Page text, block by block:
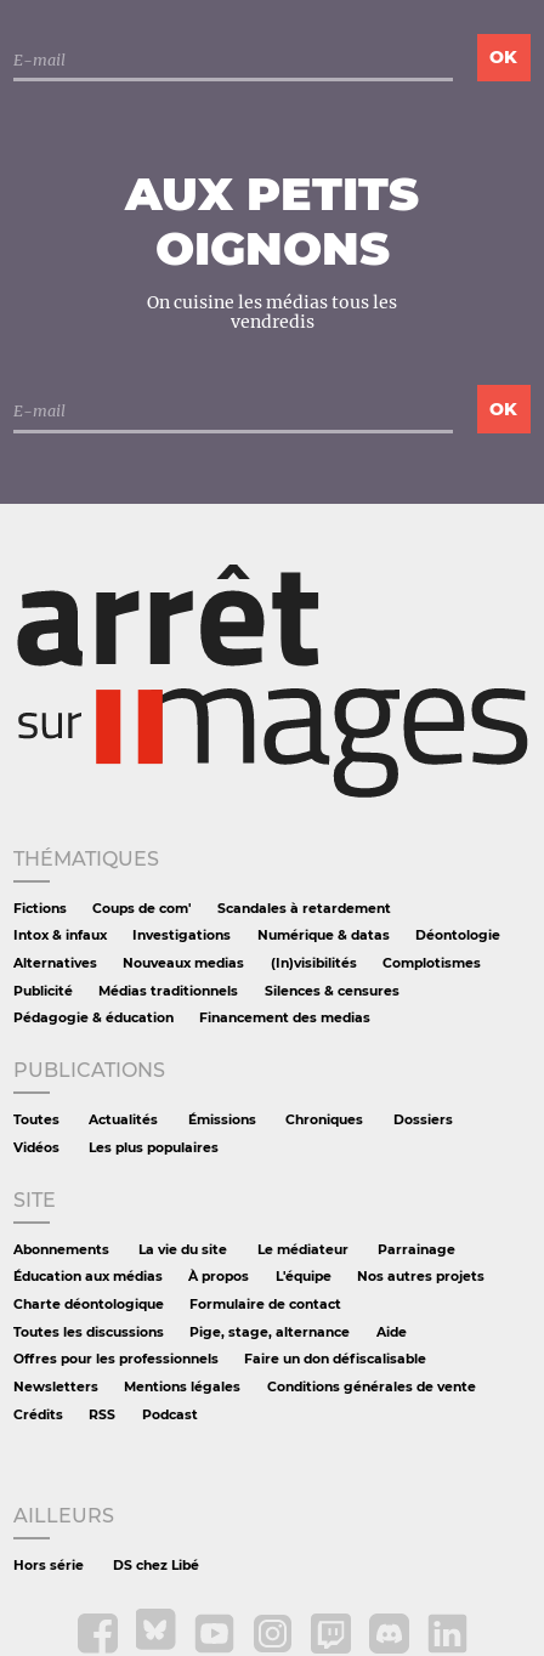
AUX PETITS
OIGNONS
On cuisine les médias tous les
vendredis
THÉMATIQUES
Fictions Coups de com'
Scandales à retardement
Intox & infaux
Investigations Numérique & datas
Déontologie
Alternatives
Nouveaux medias (In)visibilités
Complotismes
Publicité
Médias traditionnels
Silences & censures
Pédagogie & éducation
Financement des medias
PUBLICATIONS
Toutes Actualités Émissions Chroniques
Dossiers
Vidéos
Les plus populaires
SITE
Abonnements La vie du site Le médiateur
Parrainage
Éducation aux médias
À propos L'équipe
Nos autres projets
Charte déontologique
Formulaire de contact
Toutes les discussions
Pige, stage, alternance
Aide
Offres pour les professionnels
Faire un don défiscalisable
Newsletters
Mentions légales
Conditions générales de vente
Crédits
RSS Podcast
AILLEURS
Hors série DS chez Libé